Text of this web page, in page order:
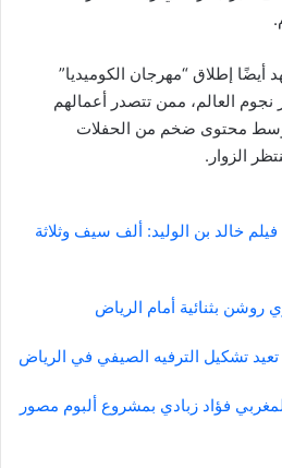
إطلاق “مهرجان الكوميديا”
من 50 من كبار نجوم العالم، ممن تتصدر أعمالهم
وسط محتوى ضخم من الحفلات
الزوار.
خالد بن الوليد: ألف سيف وثلاثة
روشن بثنائية أمام الرياض
تعيد تشكيل الترفيه الصيفي في الرياض
فؤاد زبادي بمشروع ألبوم مصور